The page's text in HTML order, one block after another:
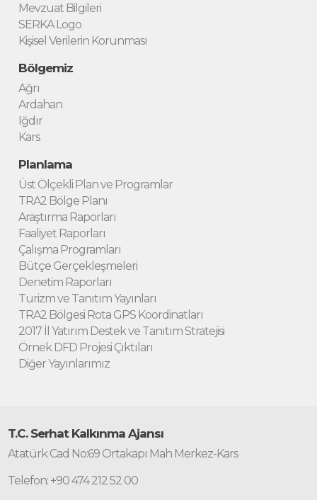
Mevzuat Bilgileri
SERKA Logo
Kişisel Verilerin Korunması
Bölgemiz
Ağrı
Ardahan
Iğdır
Kars
Planlama
Üst Ölçekli Plan ve Programlar
TRA2 Bölge Planı
Araştırma Raporları
Faaliyet Raporları
Çalışma Programları
Bütçe Gerçekleşmeleri
Denetim Raporları
Turizm ve Tanıtım Yayınları
TRA2 Bölgesi Rota GPS Koordinatları
2017 İl Yatırım Destek ve Tanıtım Stratejisi
Örnek DFD Projesi Çıktıları
Diğer Yayınlarımız
T.C. Serhat Kalkınma Ajansı
Atatürk Cad No:69 Ortakapı Mah Merkez-Kars
Telefon: +90 474 212 52 00